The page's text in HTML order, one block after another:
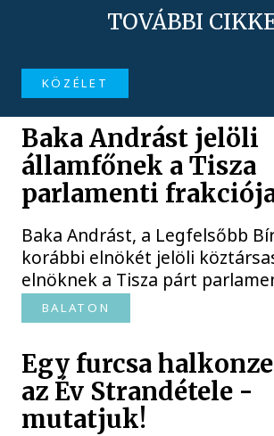
TOVÁBBI
KÖZÉLET
Baka Andrást jelöli
államfőnek a Tisza
parlamenti
Baka Andrást, a Legfelsőbb
korábbi elnökét jelöli
elnöknek a Tisza párt
BALATON
Egy furcsa
az Év Strandétele -
mutatjuk!